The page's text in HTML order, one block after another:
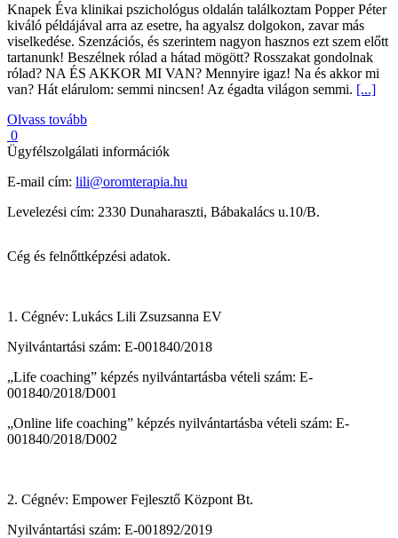
Knapek Éva klinikai pszichológus oldalán találkoztam Popper Péter
kiváló példájával arra az esetre, ha agyalsz dolgokon, zavar más
viselkedése. Szenzációs, és szerintem nagyon hasznos ezt szem előtt
tartanunk! Beszélnek rólad a hátad mögött? Rosszakat gondolnak
rólad? NA ÉS AKKOR MI VAN? Mennyire igaz! Na és akkor mi
van? Hát elárulom: semmi nincsen! Az égadta világon semmi. [...]
Olvass tovább
0
Ügyfélszolgálati információk
E-mail cím: lili@oromterapia.hu
Levelezési cím: 2330 Dunaharaszti, Bábakalács u.10/B.
Cég és felnőttképzési adatok.
1. Cégnév: Lukács Lili Zsuzsanna EV
Nyilvántartási szám: E-001840/2018
„Life coaching” képzés nyilvántartásba vételi szám: E-
001840/2018/D001
„Online life coaching” képzés nyilvántartásba vételi szám: E-
001840/2018/D002
2. Cégnév: Empower Fejlesztő Központ Bt.
Nyilvántartási szám: E-001892/2019